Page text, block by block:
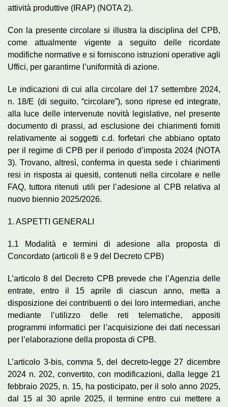
attività produttive (IRAP) (NOTA 2).
Con la presente circolare si illustra la disciplina del CPB,
come attualmente vigente a seguito delle ricordate
modifiche normative e si forniscono istruzioni operative agli
Uffici, per garantirne l’uniformità di azione.
Le indicazioni di cui alla circolare del 17 settembre 2024,
n. 18/E (di seguito, “circolare”), sono riprese ed integrate,
alla luce delle intervenute novità legislative, nel presente
documento di prassi, ad esclusione dei chiarimenti forniti
relativamente ai soggetti c.d. forfetari che abbiano optato
per il regime di CPB per il periodo d’imposta 2024 (NOTA
3). Trovano, altresì, conferma in questa sede i chiarimenti
resi in risposta ai quesiti, contenuti nella circolare e nelle
FAQ, tuttora ritenuti utili per l’adesione al CPB relativa al
nuovo biennio 2025/2026.
1. ASPETTI GENERALI
1.1 Modalità e termini di adesione alla proposta di
Concordato (articoli 8 e 9 del Decreto CPB)
L’articolo 8 del Decreto CPB prevede che l’Agenzia delle
entrate, entro il 15 aprile di ciascun anno, metta a
disposizione dei contribuenti o dei loro intermediari, anche
mediante l’utilizzo delle reti telematiche, appositi
programmi informatici per l’acquisizione dei dati necessari
per l’elaborazione della proposta di CPB.
L’articolo 3-bis, comma 5, del decreto-legge 27 dicembre
2024 n. 202, convertito, con modificazioni, dalla legge 21
febbraio 2025, n. 15, ha posticipato, per il solo anno 2025,
dal 15 al 30 aprile 2025, il termine entro cui mettere a